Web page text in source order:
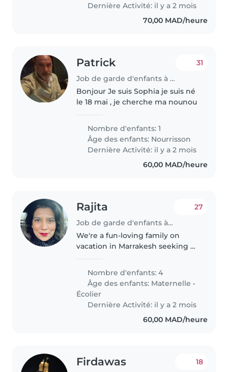
Dernière Activité: il y a 2 mois
70,00 MAD/heure
Patrick
Job de garde d'enfants à Marrakech
31
Bonjour Je suis Sophia je suis né
le 18 mai , je cherche ma nounou
Nombre d'enfants: 1
Âge des enfants: Nourrisson
Dernière Activité: il y a 2 mois
60,00 MAD/heure
Rajita
Job de garde d'enfants à Marrakech
27
We're a fun-loving family on
vacation in Marrakesh seeking a
our riad. Our five kids, ranging
from preschool to gradeschool
age, are creative, friendly,..
Nombre d'enfants: 4
Âge des enfants: Maternelle •
Écolier
Dernière Activité: il y a 2 mois
60,00 MAD/heure
Firdawas 18